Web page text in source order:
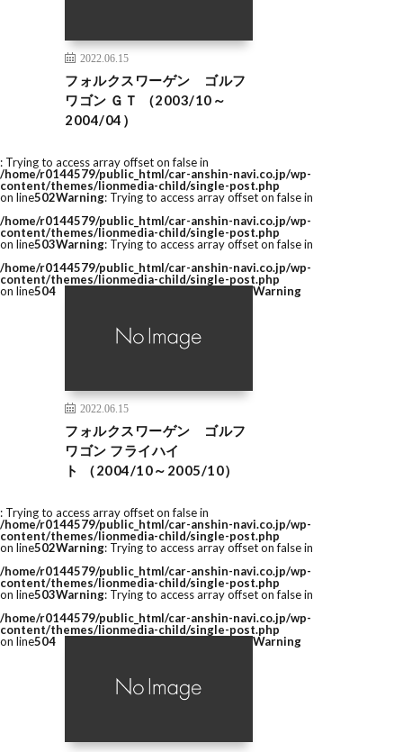
2022.06.15
フォルクスワーゲン ゴルフ
ワゴン ＧＴ （2003/10～
2004/04）
: Trying to access array offset on false in
/home/r0144579/public_html/car-anshin-navi.co.jp/wp-
content/themes/lionmedia-child/single-post.php
on line502Warning: Trying to access array offset on false in
/home/r0144579/public_html/car-anshin-navi.co.jp/wp-
content/themes/lionmedia-child/single-post.php
on line503Warning: Trying to access array offset on false in
/home/r0144579/public_html/car-anshin-navi.co.jp/wp-
content/themes/lionmedia-child/single-post.php
on line504
2022.06.15
フォルクスワーゲン ゴルフ
ワゴン フライハイ
ト （2004/10～2005/10）
Warning
: Trying to access array offset on false in
/home/r0144579/public_html/car-anshin-navi.co.jp/wp-
content/themes/lionmedia-child/single-post.php
on line502Warning: Trying to access array offset on false in
/home/r0144579/public_html/car-anshin-navi.co.jp/wp-
content/themes/lionmedia-child/single-post.php
on line503Warning: Trying to access array offset on false in
/home/r0144579/public_html/car-anshin-navi.co.jp/wp-
content/themes/lionmedia-child/single-post.php
on line504 Warning